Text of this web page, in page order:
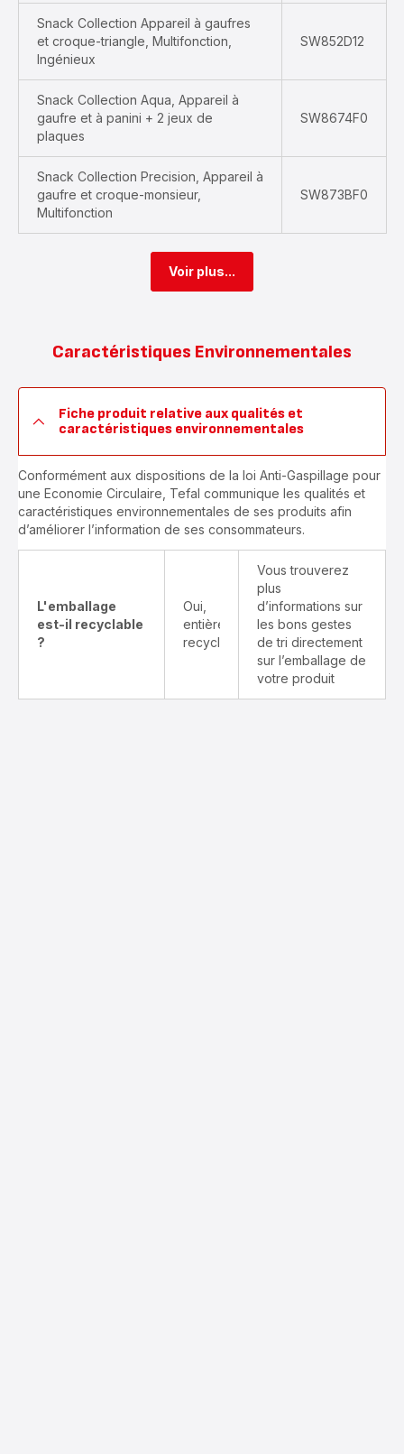
Snack Collection Appareil à gaufres
et croque-triangle, Multifonction,
Ingénieux
SW852D12
Snack Collection Aqua, Appareil à
gaufre et à panini + 2 jeux de
plaques
SW8674F0
Snack Collection Precision, Appareil à
gaufre et croque-monsieur,
Multifonction
SW873BF0
Voir plus...
Caractéristiques Environnementales
Fiche produit relative aux qualités et
caractéristiques environnementales
Conformément aux dispositions de la loi Anti-Gaspillage pour
une Economie Circulaire, Tefal communique les qualités et
caractéristiques environnementales de ses produits afin
d’améliorer l’information de ses consommateurs.
L'emballage
est-il recyclable
?
Oui,
entièrement
recyclable
Vous trouverez
plus
d’informations sur
les bons gestes
de tri directement
sur l’emballage de
votre produit